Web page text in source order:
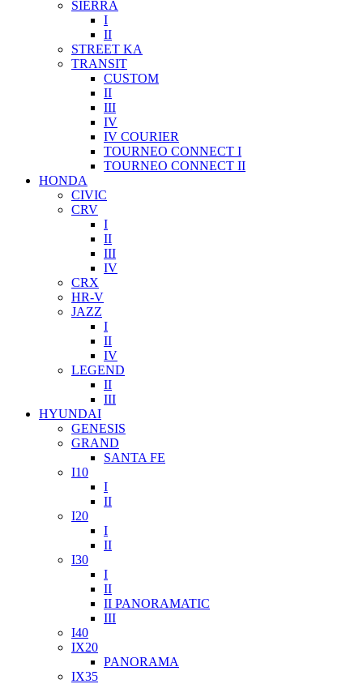
SIERRA
I
II
STREET KA
TRANSIT
CUSTOM
II
III
IV
IV COURIER
TOURNEO CONNECT I
TOURNEO CONNECT II
HONDA
CIVIC
CRV
I
II
III
IV
CRX
HR-V
JAZZ
I
II
IV
LEGEND
II
III
HYUNDAI
GENESIS
GRAND
SANTA FE
I10
I
II
I20
I
II
I30
I
II
II PANORAMATIC
III
I40
IX20
PANORAMA
IX35